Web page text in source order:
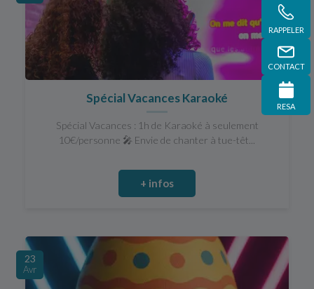
RAPPELER
CONTACT
RESA
Spécial Vacances Karaoké
Spécial Vacances : 1h de Karaoké à seulement
10€/personne 🎤 Envie de chanter à tue-têt...
+ infos
23
Avr